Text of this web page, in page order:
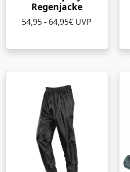
Regenjacke
54,95 - 64,95€ UVP